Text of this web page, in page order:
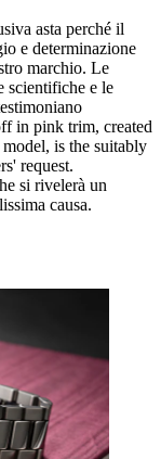
asta perché il
e determinazione
marchio. Le
scientifiche e le
in pink trim, created
is the suitably
request.
si rivelerà un
causa.